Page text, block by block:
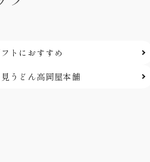
トにおすすめ
うどん高岡屋本舗